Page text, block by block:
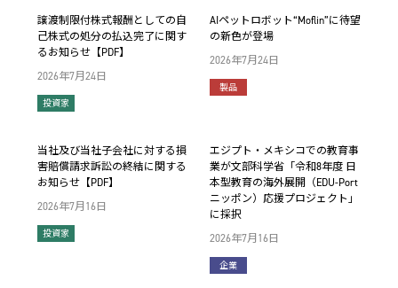
2026年7月24日
投資家
譲渡制限付株式報酬としての自
己株式の処分の払込完了に関す
るお知らせ【PDF】
2026年7月24日
製品
AIペットロボット“Moflin”に待望
の新色が登場
2026年7月16日
投資家
当社及び当社子会社に対する損
害賠償請求訴訟の終結に関する
お知らせ【PDF】
2026年7月16日
企業
エジプト・メキシコでの教育事
業が文部科学省「令和8年度 日
本型教育の海外展開（EDU-Port
ニッポン）応援プロジェクト」
に採択